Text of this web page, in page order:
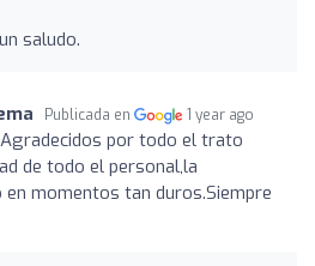
saludo.
Publicada en 1 year ago
Agradecidos por todo el trato
de todo el personal,la
en momentos tan duros.Siempre